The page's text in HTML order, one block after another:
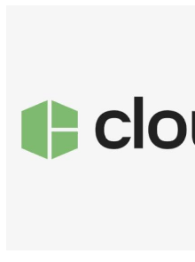
Outsourcing
Кадры
Регулирование